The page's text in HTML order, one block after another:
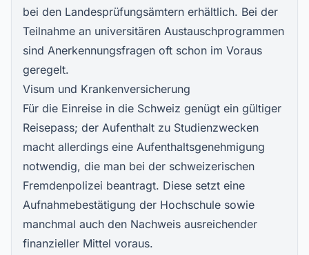
bei den Landesprüfungsämtern erhältlich. Bei der
Teilnahme an universitären Austauschprogrammen
sind Anerkennungsfragen oft schon im Voraus
geregelt.
Visum und Krankenversicherung
Für die Einreise in die Schweiz genügt ein gültiger
Reisepass; der Aufenthalt zu Studienzwecken
macht allerdings eine Aufenthaltsgenehmigung
notwendig, die man bei der schweizerischen
Fremdenpolizei beantragt. Diese setzt eine
Aufnahmebestätigung der Hochschule sowie
manchmal auch den Nachweis ausreichender
finanzieller Mittel voraus.